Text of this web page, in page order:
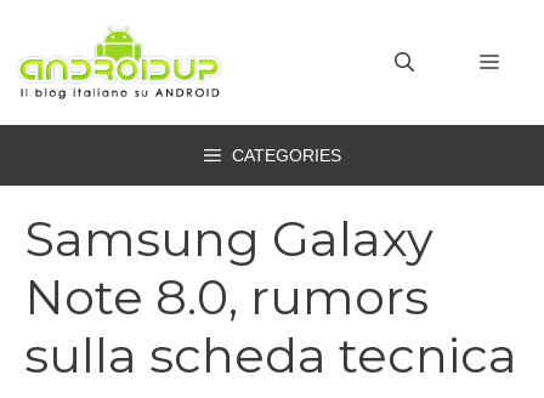
contenuto
CATEGORIES
Samsung Galaxy
Note 8.0, rumors
sulla scheda tecnica